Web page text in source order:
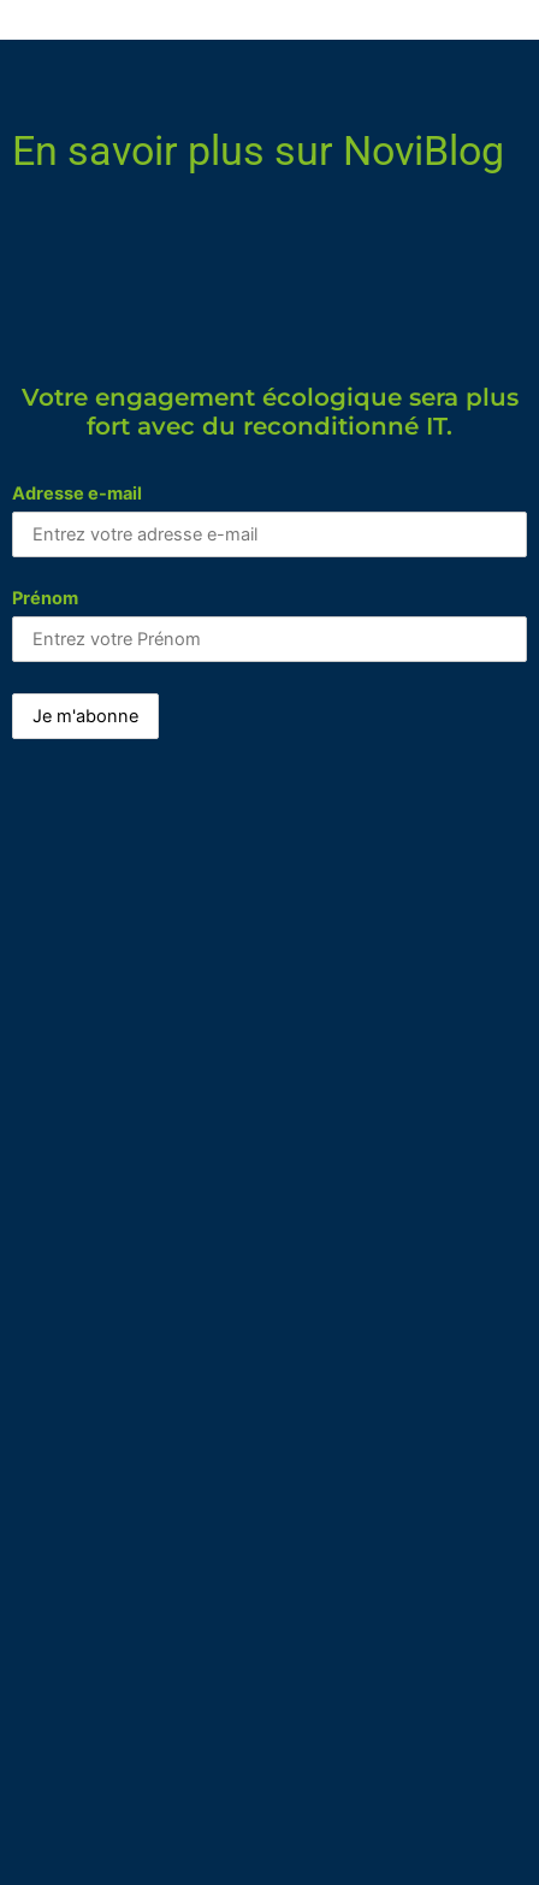
En savoir plus sur NoviBlog
Votre engagement écologique sera plus
fort avec du reconditionné IT.
Adresse e-mail
Prénom